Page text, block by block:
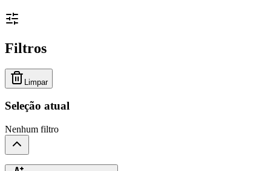
Filtros
Limpar
Seleção atual
Nenhum filtro